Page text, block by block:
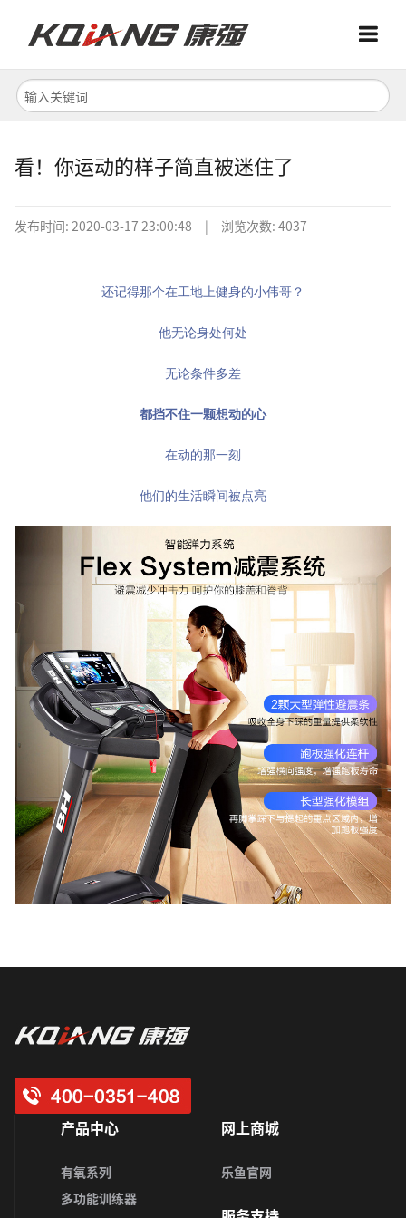
首页
视频
新闻资讯
看！你运动的样子简直被迷住了
发布时间: 2020-03-17 23:00:48 | 浏览次数: 4037
还记得那个在工地上健身的小伟哥？
他无论身处何处
无论条件多差
都挡不住一颗想动的心
在动的那一刻
他们的生活瞬间被点亮
产品中心
有氧系列
多功能训练器
网上商城
乐鱼官网